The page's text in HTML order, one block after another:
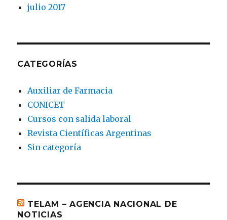
julio 2017
CATEGORÍAS
Auxiliar de Farmacia
CONICET
Cursos con salida laboral
Revista Científicas Argentinas
Sin categoría
TELAM – AGENCIA NACIONAL DE
NOTICIAS